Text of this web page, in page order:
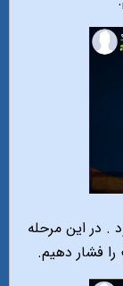
است و جمع اعداد 21 میشود . در این مرحله
فشار دهیم.